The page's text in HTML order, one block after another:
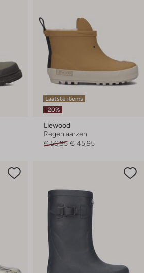
Laatste items
-20%
Liewood
Regenlaarzen
€ 56,95 € 45,95